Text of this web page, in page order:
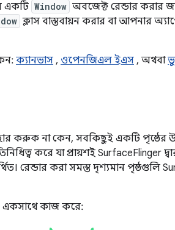
একটি Window অবজেক্ট রেন্ডার করার
ক্লাস বাস্তবায়ন করার বা আপনার
ক্যানভাস , ওপেনজিএল ইএস , অথবা
করুক না কেন, সবকিছুই একটি পৃষ্ঠের
করে যা প্রায়শই SurfaceFlinger
রেন্ডার করা সমস্ত দৃশ্যমান পৃষ্ঠগুলি
একসাথে কাজ করে: